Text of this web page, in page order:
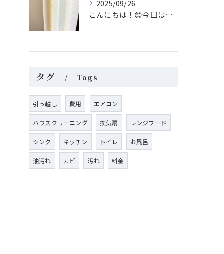
2025/09/26
こんにちは！😊今回はリペア補修についてのご案内です。
タグ Tags
引っ越し 費用 エアコン
ハウスクリーニング 換気扇 レンジフード
シンク キッチン トイレ お風呂
油汚れ カビ 汚れ 料金